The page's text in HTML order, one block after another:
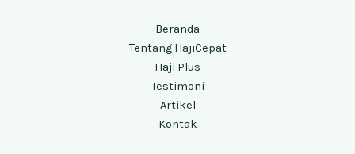
Beranda
Tentang HajiCepat
Haji Plus
Testimoni
Artikel
Kontak